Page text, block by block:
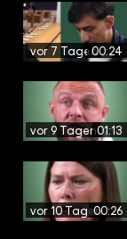
vor 7 Tagen00:24
vor 9 Tagen01:13
vor 10 Tagen00:26